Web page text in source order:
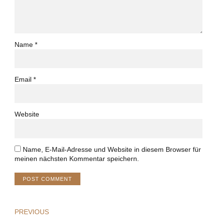
Name *
Email *
Website
Name, E-Mail-Adresse und Website in diesem Browser für
meinen nächsten Kommentar speichern.
POST COMMENT
PREVIOUS